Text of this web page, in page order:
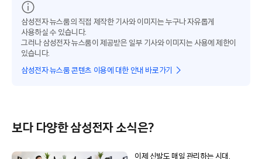
삼성전자 뉴스룸의 직접 제작한 기사와 이미지는 누구나 자유롭게
사용하실 수 있습니다.
그러나 삼성전자 뉴스룸이 제공받은 일부 기사와 이미지는 사용에 제한이
있습니다.
삼성전자 뉴스룸 콘텐츠 이용에 대한 안내 바로가기
보다 다양한 삼성전자 소식은?
이제 신발도 매일 관리하는 시대,